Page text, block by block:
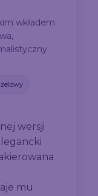
wkładem
wersji
mu